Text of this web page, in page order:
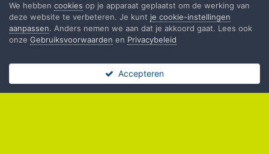
We hebben cookies op je apparaat geplaatst om de werking van
deze website te verbeteren. Je kunt je cookie-instellingen
aanpassen. Anders nemen we aan dat je akkoord gaat. Lees ook
onze Gebruiksvoorwaarden en Privacybeleid
Accepteren